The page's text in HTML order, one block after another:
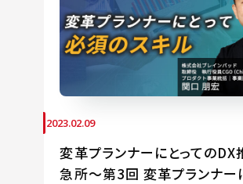
2023.02.09
変革プランナーにとってのDX
急所〜第3回 変革プランナー